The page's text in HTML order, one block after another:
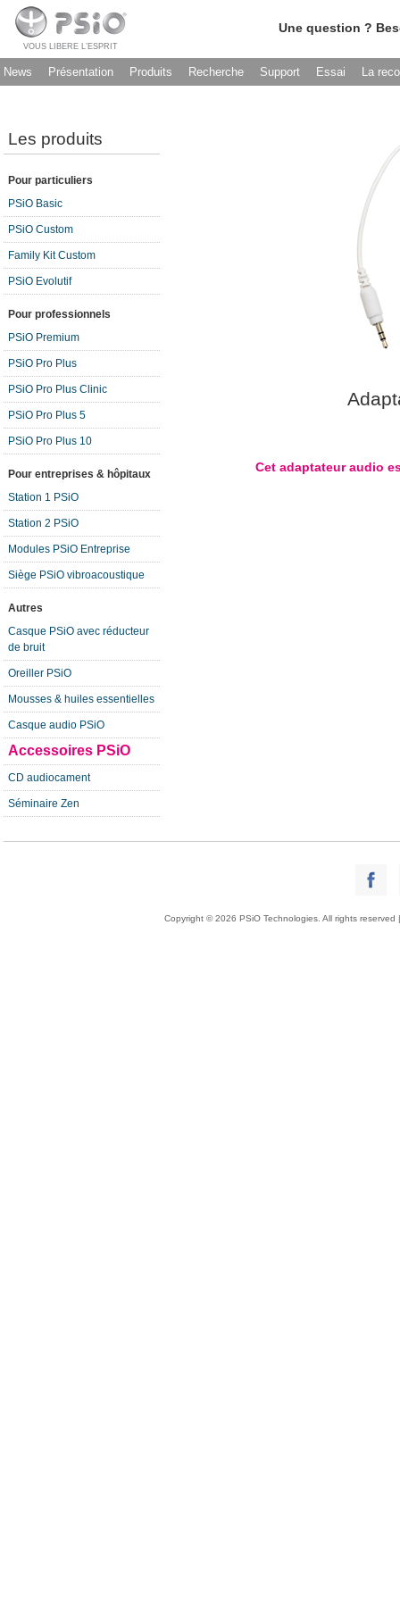
VOUS LIBERE L’ESPRIT
Une question ?
News Présentation Produits Recherche Support Essai La
Les produits
Pour particuliers
PSiO Basic
PSiO Custom
Family Kit Custom
PSiO Evolutif
Pour professionnels
PSiO Premium
PSiO Pro Plus
PSiO Pro Plus Clinic
PSiO Pro Plus 5
PSiO Pro Plus 10
Pour entreprises & hôpitaux
Station 1 PSiO
Station 2 PSiO
Modules PSiO Entreprise
Siège PSiO vibroacoustique
Autres
Casque PSiO avec réducteur
de bruit
Oreiller PSiO
Mousses & huiles essentielles
Casque audio PSiO
Accessoires PSiO
CD audiocament
Séminaire Zen
Cet adaptateur audio
Copyright © 2026 PSiO Technologies. All rights reserved